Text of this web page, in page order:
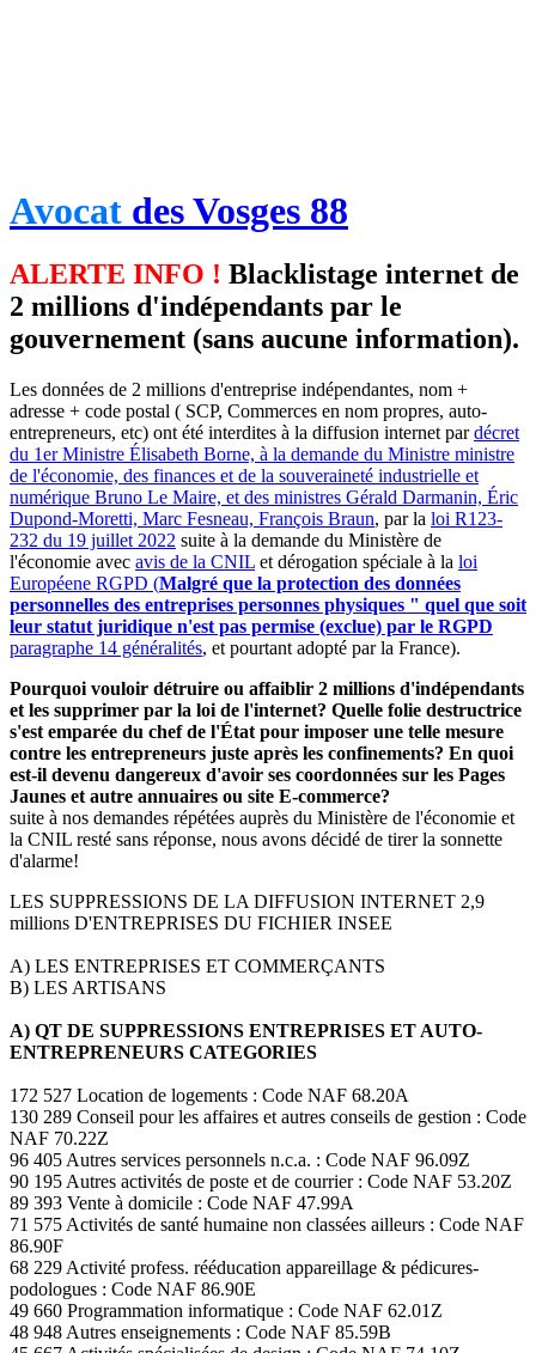
Avocat des Vosges 88
ALERTE INFO ! Blacklistage internet de
2 millions d'indépendants par le
gouvernement (sans aucune information).
Les données de 2 millions d'entreprise indépendantes, nom +
adresse + code postal ( SCP, Commerces en nom propres, auto-
entrepreneurs, etc) ont été interdites à la diffusion internet pardécret
du 1er Ministre Élisabeth Borne, à la demande du Ministre ministre
de l'économie, des finances et de la souveraineté industrielle et
numérique Bruno Le Maire, et des ministres Gérald Darmanin, Éric
Dupond-Moretti, Marc Fesneau, François Braun, par la loi R123-
232 du 19 juillet 2022 suite à la demande du Ministère de
l'économie avec avis de la CNIL et dérogation spéciale à la loi
Européene RGPD (Malgré que la protection des données
personnelles des entreprises personnes physiques " quel que soit
leur statut juridique n'est pas permise (exclue) par le RGPD
paragraphe 14 généralités, et pourtant adopté par la France).
Pourquoi vouloir détruire ou affaiblir 2 millions d'indépendants
et les supprimer par la loi de l'internet? Quelle folie destructrice
s'est emparée du chef de l'État pour imposer une telle mesure
contre les entrepreneurs juste après les confinements? En quoi
est-il devenu dangereux d'avoir ses coordonnées sur les Pages
Jaunes et autre annuaires ou site E-commerce?
suite à nos demandes répétées auprès du Ministère de l'économie et
la CNIL resté sans réponse, nous avons décidé de tirer la sonnette
d'alarme!
LES SUPPRESSIONS DE LA DIFFUSION INTERNET 2,9
millions D'ENTREPRISES DU FICHIER INSEE
A) LES ENTREPRISES ET COMMERÇANTS
B) LES ARTISANS
A) QT DE SUPPRESSIONS ENTREPRISES ET AUTO-
ENTREPRENEURS CATEGORIES
172 527 Location de logements : Code NAF 68.20A
130 289 Conseil pour les affaires et autres conseils de gestion : Code
NAF 70.22Z
96 405 Autres services personnels n.c.a. : Code NAF 96.09Z
90 195 Autres activités de poste et de courrier : Code NAF 53.20Z
89 393 Vente à domicile : Code NAF 47.99A
71 575 Activités de santé humaine non classées ailleurs : Code NAF
86.90F
68 229 Activité profess. rééducation appareillage & pédicures-
podologues : Code NAF 86.90E
49 660 Programmation informatique : Code NAF 62.01Z
48 948 Autres enseignements : Code NAF 85.59B